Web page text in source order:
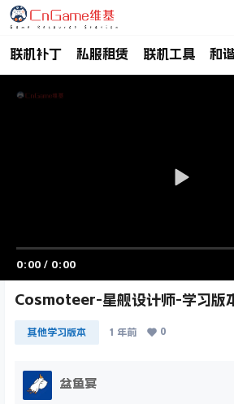
联机补丁 私服租赁 联机工具 和
0:00 / 0:00
Cosmoteer-星舰设计师-学习版
其他学习版本 1 年前 0
盆鱼宴